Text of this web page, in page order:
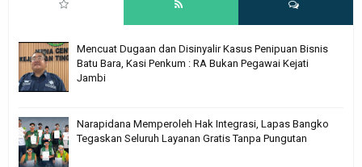
Mencuat Dugaan dan Disinyalir Kasus Penipuan Bisnis
Batu Bara, Kasi Penkum : RA Bukan Pegawai Kejati
Jambi
Narapidana Memperoleh Hak Integrasi, Lapas Bangko
Tegaskan Seluruh Layanan Gratis Tanpa Pungutan